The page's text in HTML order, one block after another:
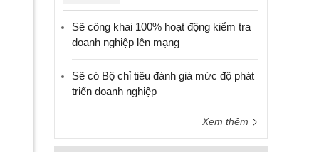
Sẽ công khai 100% hoạt động kiểm tra
doanh nghiệp lên mạng
Sẽ có Bộ chỉ tiêu đánh giá mức độ phát
triển doanh nghiệp
Xem thêm